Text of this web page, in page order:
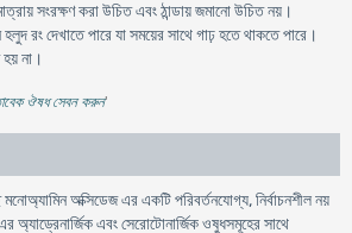
সংরক্ষণ করা উচিত এবং ঠান্ডায় জমানো উচিত নয়।
রং দেখাতে পারে যা সময়ের সাথে গাঢ় হতে থাকতে পারে।
না।
ঔষধ সেবন করুন'
মনোঅ্যামিন অক্সিডেজ এর একটি পরিবর্তনযোগ্য, নির্বাচনশীল নয়
অ্যাড্রেনার্জিক এবং সেরোটোনার্জিক ওষুধসমূহের সাথে